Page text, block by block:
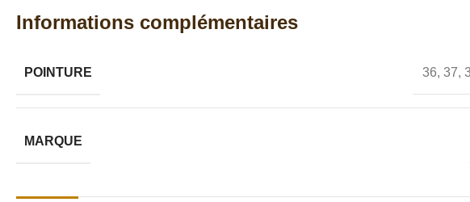
Informations complémentaires
POINTURE 36, 37,
MARQUE